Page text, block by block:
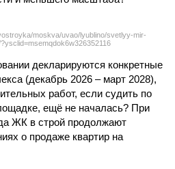
moskva/uvao/lyublino/svetlyy-mir-
декларируются конкретные
(декабрь 2026 – март 2028),
работ, если судить по
ещё не началась? При
ЖК в строй продолжают
о продаже квартир на